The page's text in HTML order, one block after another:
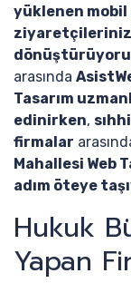
yüklenen
arasında
Tasarım
edinirken,
firmalar
Mahallesi Web
adım öteye
Hukuk
Yapan